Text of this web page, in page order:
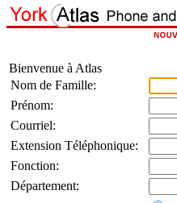
Bienvenue à Atlas
Nom de Famille:
Prénom:
Courriel:
Extension Téléphonique:
Fonction:
Département: